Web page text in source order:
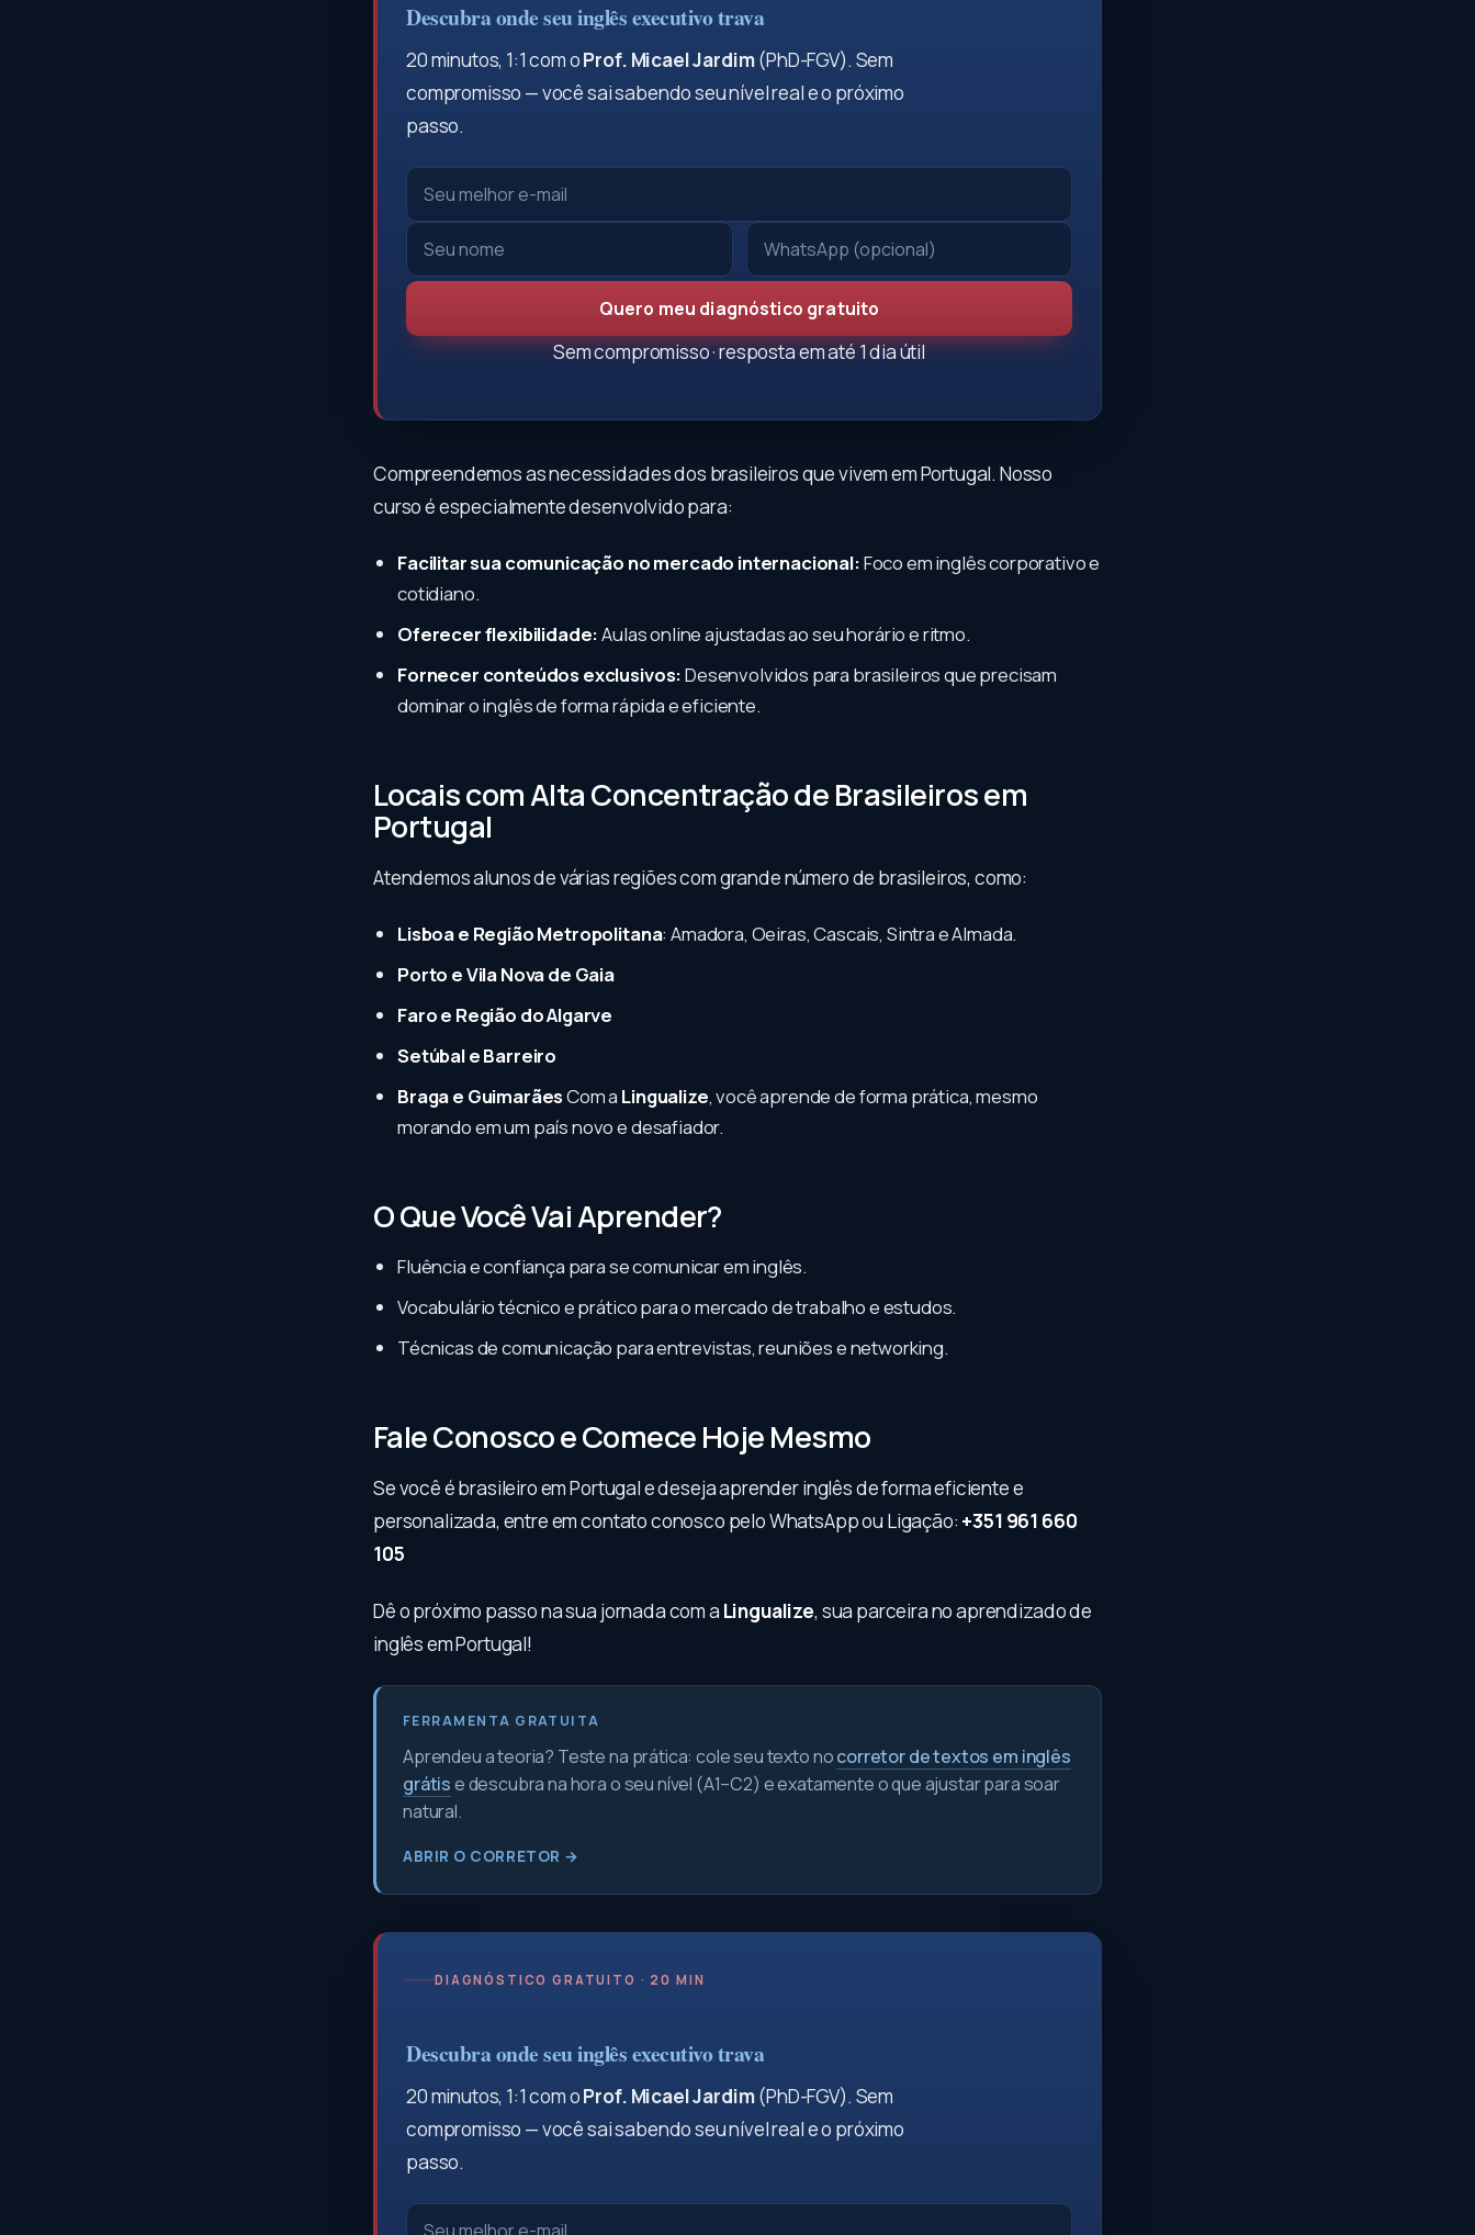
Descubra onde seu inglês executivo trava
20 minutos, 1:1 com oProf. Micael Jardim(PhD-FGV). Sem
compromisso — você sai sabendo seu nível real e o próximo
passo.
Quero meu diagnóstico gratuito
Sem compromisso · resposta em até 1 dia útil
Compreendemos as necessidades dos brasileiros que vivem em Portugal. Nosso
curso é especialmente desenvolvido para:
Facilitar sua comunicação no mercado internacional:Foco em inglês corporativo e
cotidiano.
Oferecer flexibilidade:Aulas online ajustadas ao seu horário e ritmo.
Fornecer conteúdos exclusivos:Desenvolvidos para brasileiros que precisam
dominar o inglês de forma rápida e eficiente.
Locais com Alta Concentração de Brasileiros em
Portugal
Atendemos alunos de várias regiões com grande número de brasileiros, como:
Lisboa e Região Metropolitana: Amadora, Oeiras, Cascais, Sintra e Almada.
Porto e Vila Nova de Gaia
Faro e Região do Algarve
Setúbal e Barreiro
Braga e GuimarãesCom a Lingualize, você aprende de forma prática, mesmo
morando em um país novo e desafiador.
O Que Você Vai Aprender?
Fluência e confiança para se comunicar em inglês.
Vocabulário técnico e prático para o mercado de trabalho e estudos.
Técnicas de comunicação para entrevistas, reuniões e networking.
Fale Conosco e Comece Hoje Mesmo
Se você é brasileiro em Portugal e deseja aprender inglês de forma eficiente e
personalizada, entre em contato conosco pelo WhatsApp ou Ligação: +351 961 660
105
Dê o próximo passo na sua jornada com a Lingualize, sua parceira no aprendizado de
inglês em Portugal!
FERRAMENTA GRATUITA
Aprendeu a teoria? Teste na prática: cole seu texto nocorretor de textos em inglês
grátise descubra na hora o seu nível (A1–C2) e exatamente o que ajustar para soar
natural.
ABRIR O CORRETOR →
DIAGNÓSTICO GRATUITO · 20 MIN
Descubra onde seu inglês executivo trava
20 minutos, 1:1 com oProf. Micael Jardim(PhD-FGV). Sem
compromisso — você sai sabendo seu nível real e o próximo
passo.